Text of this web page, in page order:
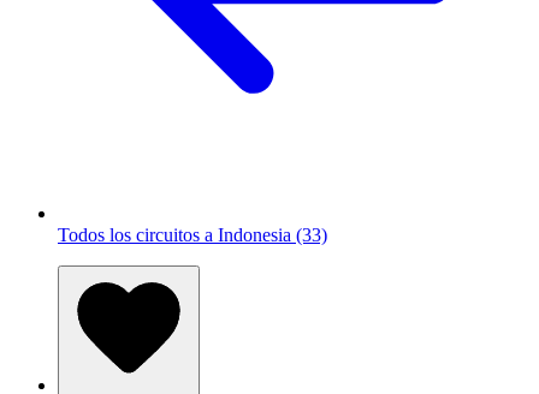
Todos los circuitos a Indonesia (33)